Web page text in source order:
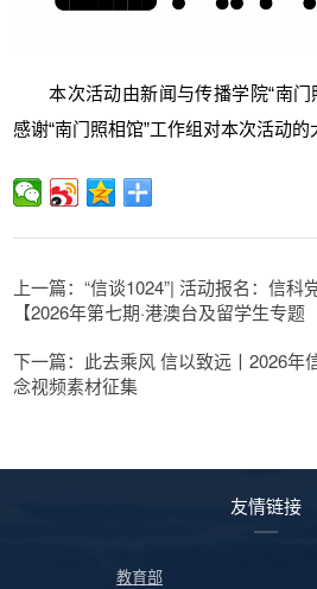
本次活动由新闻与传播学院“南门
感谢“南门照相馆”工作组对本次活动的
上一篇：“信谈1024”| 活动报名：信
【2026年第七期·港澳台及留学生专题
下一篇：此去乘风 信以致远丨2026年
念视频素材征集
友情链接
教育部